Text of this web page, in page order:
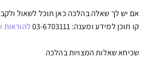
אם יש לך שאלה בהלכה כאן תוכל לשאול
קו תוכן למידע ומענה: 03-6703111
להוראות
שכיחא שאלות המצויות בהלכה